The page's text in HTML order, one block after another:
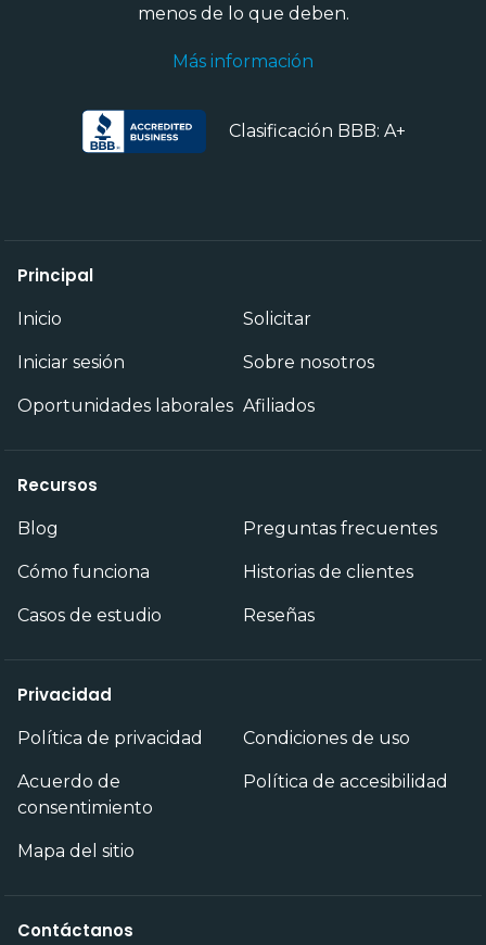
menos de lo que deben.
Más información
Clasificación BBB: A+
Principal
Inicio Solicitar
Iniciar sesión Sobre nosotros
Oportunidades laborales Afiliados
Recursos
Blog Preguntas frecuentes
Cómo funciona Historias de clientes
Casos de estudio Reseñas
Privacidad
Política de privacidad Condiciones de uso
Acuerdo de
consentimiento
Política de accesibilidad
Mapa del sitio
Contáctanos